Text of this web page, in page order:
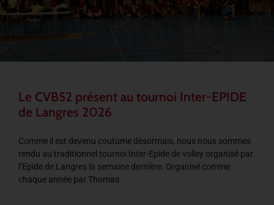
Le CVB52 présent au tournoi Inter-EPIDE
de Langres 2026
Comme il est devenu coutume désormais, nous nous sommes
rendu au traditionnel tournoi Inter-Epide de volley organisé par
l’Epide de Langres la semaine dernière. Organisé comme
chaque année par Thomas